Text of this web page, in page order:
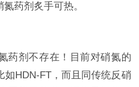
药剂炙手可热。
药剂不存在！目前对硝氮的
HDN-FT，而且同传统反硝